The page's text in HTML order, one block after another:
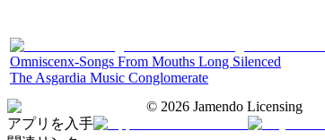
Omniscenx-Songs From Mouths Long Silenced
The Asgardia Music Conglomerate
© 2026 Jamendo Licensing
アプリを入手